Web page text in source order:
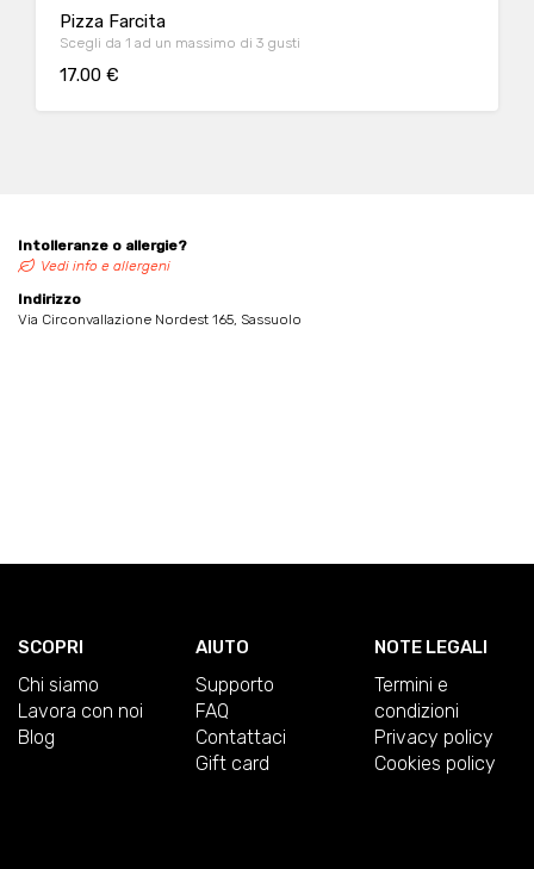
Pizza Farcita
Scegli da 1 ad un massimo di 3 gusti
17.00 €
Intolleranze o allergie?
Vedi info e allergeni
Indirizzo
Via Circonvallazione Nordest 165, Sassuolo
SCOPRI
Chi siamo
Lavora con noi
Blog
AIUTO
Supporto
FAQ
Contattaci
Gift card
NOTE LEGALI
Termini e
condizioni
Privacy policy
Cookies policy